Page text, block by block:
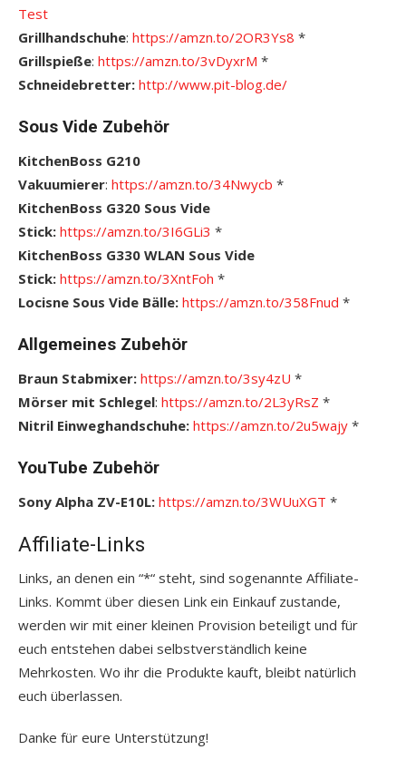
Test
Grillhandschuhe: https://amzn.to/2OR3Ys8 *
Grillspieße: https://amzn.to/3vDyxrM *
Schneidebretter: http://www.pit-blog.de/
Sous Vide Zubehör
KitchenBoss G210
Vakuumierer: https://amzn.to/34Nwycb *
KitchenBoss G320 Sous Vide
Stick: https://amzn.to/3I6GLi3 *
KitchenBoss G330 WLAN Sous Vide
Stick: https://amzn.to/3XntFoh *
Locisne Sous Vide Bälle: https://amzn.to/358Fnud *
Allgemeines Zubehör
Braun Stabmixer: https://amzn.to/3sy4zU *
Mörser mit Schlegel: https://amzn.to/2L3yRsZ *
Nitril Einweghandschuhe: https://amzn.to/2u5wajy *
YouTube Zubehör
Sony Alpha ZV-E10L: https://amzn.to/3WUuXGT *
Affiliate-Links
Links, an denen ein “*“ steht, sind sogenannte Affiliate-
Links. Kommt über diesen Link ein Einkauf zustande,
werden wir mit einer kleinen Provision beteiligt und für
euch entstehen dabei selbstverständlich keine
Mehrkosten. Wo ihr die Produkte kauft, bleibt natürlich
euch überlassen.
Danke für eure Unterstützung!